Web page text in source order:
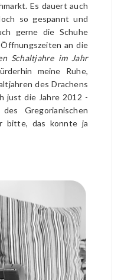
Es dauert auch
so gespannt und
gerne die Schuhe
an die
Schaltjahre im Jahr
meine Ruhe,
des Drachens
just die Jahre 2012 -
Gregorianischen
bitte, das konnte ja